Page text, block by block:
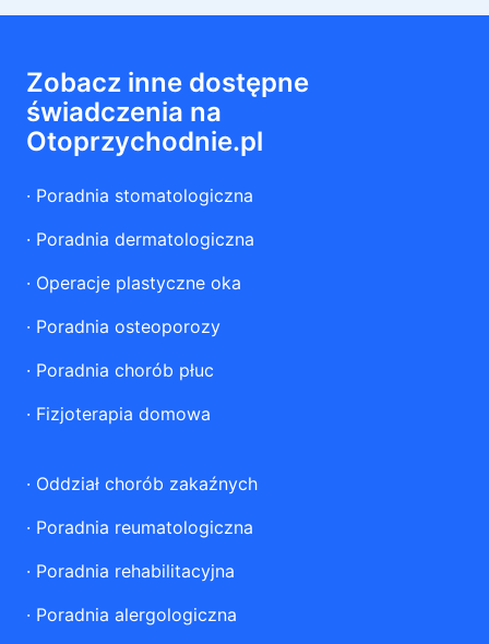
Zobacz inne dostępne
świadczenia na
Otoprzychodnie.pl
· Poradnia stomatologiczna
· Poradnia dermatologiczna
· Operacje plastyczne oka
· Poradnia osteoporozy
· Poradnia chorób płuc
· Fizjoterapia domowa
· Oddział chorób zakaźnych
· Poradnia reumatologiczna
· Poradnia rehabilitacyjna
· Poradnia alergologiczna